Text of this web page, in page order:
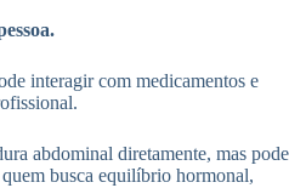
interagir com medicamentos e
abdominal diretamente, mas pode
busca equilíbrio hormonal,